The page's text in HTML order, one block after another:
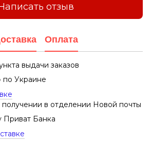
отзыв
Оплата
выдачи заказов
по Украине
в отделении Новой почты
Приват Банка